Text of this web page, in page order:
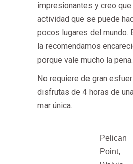
impresionantes y creo que
actividad que se puede
pocos lugares del mundo.
la recomendamos
porque vale mucho la pena.
No requiere de gran
disfrutas de 4 horas de
mar única.
Pelican
Point,